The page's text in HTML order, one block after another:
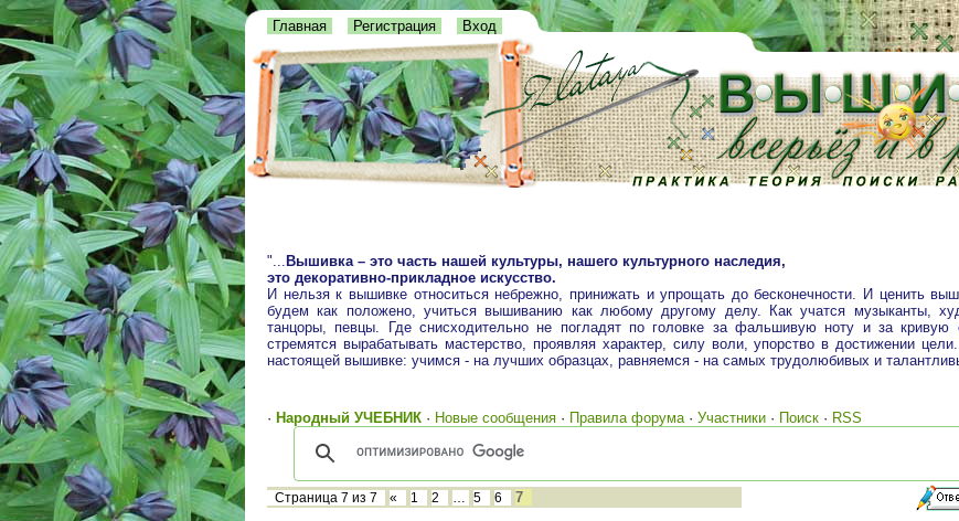
Главная Регистрация Вход
"... Вышивка – это часть нашей культуры, нашего культурного наследия,
это декоративно-прикладное искусство.
И нельзя к вышивке относиться небрежно, принижать и упрощать до бесконечности. И ценить
будем как положено, учиться вышиванию как любому другому делу. Как учатся музыканты,
танцоры, певцы. Где снисходительно не погладят по головке за фальшивую ноту и за кривую
стремятся вырабатывать мастерство, проявляя характер, силу воли, упорство в достижении
настоящей вышивке: учимся - на лучших образцах, равняемся - на самых трудолюбивых и
· Народный УЧЕБНИК · Новые сообщения · Правила форума· Участники · Поиск · RSS
Страница 7 из 7 « 1 2 … 5 6 7